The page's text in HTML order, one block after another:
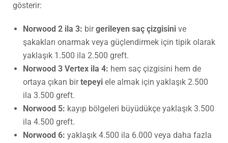
gösterir:
Norwood 2 ila 3: birgerileyen saç çizgisini ve
şakakları onarmak veya güçlendirmek için tipik olarak
yaklaşık 1.500 ila 2.500 greft.
Norwood 3 Vertex ila 4: hem saç çizgisini hem de
ortaya çıkan birtepeyi ele almak için yaklaşık 2.500
ila 3.500 greft.
Norwood 5: kayıp bölgeleri büyüdükçe yaklaşık 3.500
ila 4.500 greft.
Norwood 6: yaklaşık 4.500 ila 6.000 veya daha fazla